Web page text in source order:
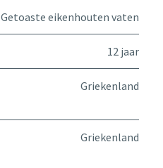
Getoaste eikenhouten vaten
12 jaar
Griekenland
Griekenland